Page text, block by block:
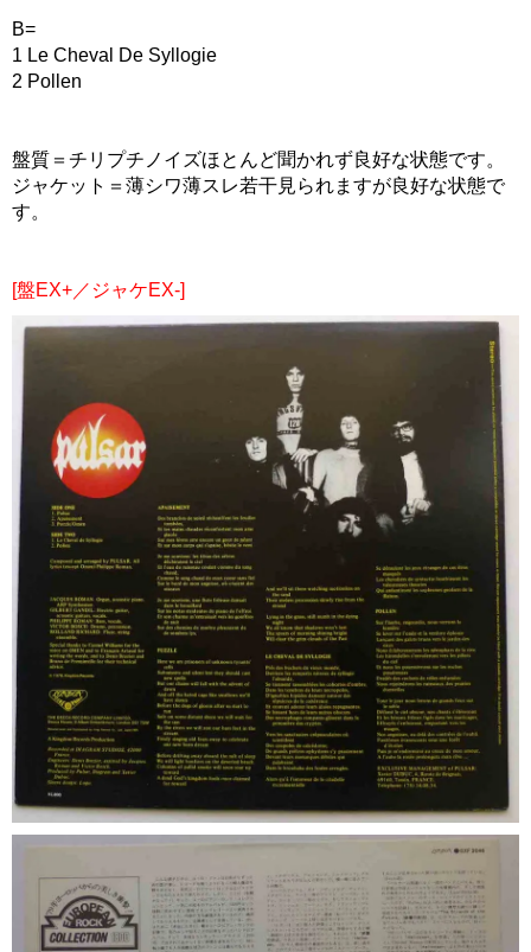
B=
1 Le Cheval De Syllogie
2 Pollen
盤質＝チリプチノイズほとんど聞かれず良好な状態です。
ジャケット＝薄シワ薄スレ若干見られますが良好な状態で
す。
[盤EX+／ジャケEX-]